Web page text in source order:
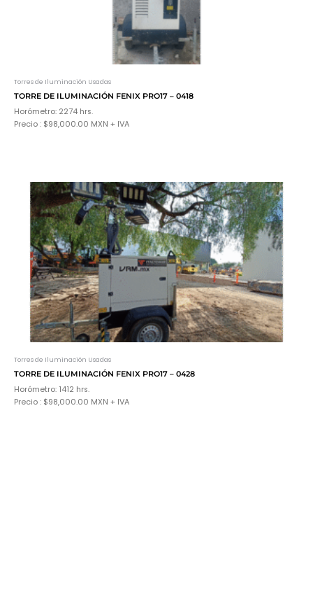
Torres de Iluminación Usadas
TORRE DE ILUMINACIÓN FENIX PRO17 – 0418
Horómetro: 2274 hrs.
Precio : $98,000.00 MXN + IVA
Torres de Iluminación Usadas
TORRE DE ILUMINACIÓN FENIX PRO17 – 0428
Horómetro: 1412 hrs.
Precio : $98,000.00 MXN + IVA